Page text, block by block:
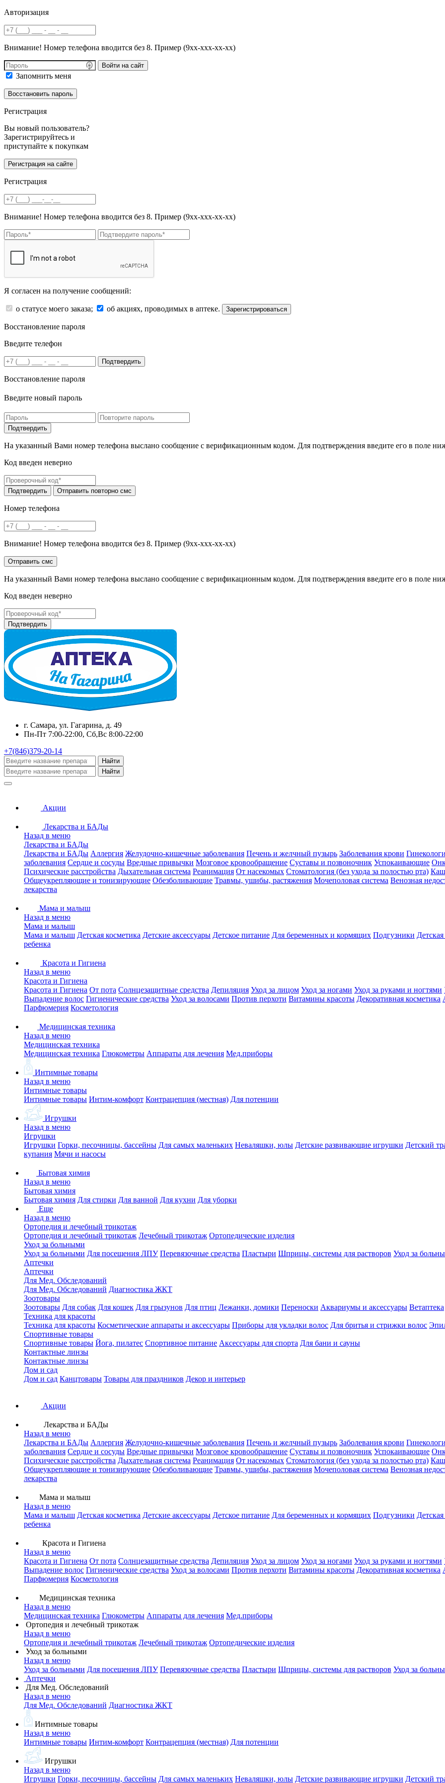
Авторизация
Внимание! Номер телефона вводится без 8. Пример (9хх-ххх-хх-хх)
Войти на сайт
Запомнить меня
Регистрация
Вы новый пользователь?
Зарегистрируйтесь и
приступайте к покупкам
Регистрация
Внимание! Номер телефона вводится без 8. Пример (9хх-ххх-хх-хх)
Я согласен на получение сообщений:
о статусе моего заказа; об акциях, проводимых в аптеке. Зарегистрироваться
Восстановление пароля
Введите телефон
Подтвердить
Восстановление пароля
Введите новый пароль
На указанный Вами номер телефона выслано сообщение с верификационным кодом. Для подтверждения введите его в поле
Код введен неверно
Номер телефона
Внимание! Номер телефона вводится без 8. Пример (9хх-ххх-хх-хх)
На указанный Вами номер телефона выслано сообщение с верификационным кодом. Для подтверждения введите его в поле
Код введен неверно
г. Самара, ул. Гагарина, д. 49
Пн-Пт 7:00-22:00, Сб,Вс 8:00-22:00
+7(846)379-20-14
Найти
Найти
Акции
Лекарства и БАДы
Назад в меню
Лекарства и БАДы
Лекарства и БАДы Аллергия Желудочно-кишечные заболевания Печень и желчный пузырь Заболевания крови
заболевания Сердце и сосуды Вредные привычки Мозговое кровообращение Суставы и позвоночник Успокаивающие
Психические расстройства Дыхательная система Реанимация От насекомых Стоматология (без ухода за полостью рта)
Общеукрепляющие и тонизирующие Обезболивающие Травмы, ушибы, растяжения Мочеполовая система Венозная
лекарства
Мама и малыш
Назад в меню
Мама и малыш
Мама и малыш Детская косметика Детские аксессуары Детское питание Для беременных и кормящих Подгузники
ребенка
Красота и Гигиена
Назад в меню
Красота и Гигиена
Красота и Гигиена От пота Солнцезащитные средства Депиляция Уход за лицом Уход за ногами Уход за руками и ногтями
Выпадение волос Гигиенические средства Уход за волосами Против перхоти Витамины красоты Декоративная косметика
Парфюмерия Косметология
Медицинская техника
Назад в меню
Медицинская техника
Медицинская техника Глюкометры Аппараты для лечения Мед.приборы
Интимные товары
Назад в меню
Интимные товары
Интимные товары Интим-комфорт Контрацепция (местная) Для потенции
Игрушки
Назад в меню
Игрушки
Игрушки Горки, песочницы, бассейны Для самых маленьких Неваляшки, юлы Детские развивающие игрушки Детский
купания Мячи и насосы
Бытовая химия
Назад в меню
Бытовая химия
Бытовая химия Для стирки Для ванной Для кухни Для уборки
Еще
Назад в меню
Ортопедия и лечебный трикотаж
Ортопедия и лечебный трикотаж Лечебный трикотаж Ортопедические изделия
Уход за больными
Уход за больными Для посещения ЛПУ Перевязочные средства Пластыри Шприцы, системы для растворов Уход за
Аптечки
Аптечки
Для Мед. Обследований
Для Мед. Обследований Диагностика ЖКТ
Зоотовары
Зоотовары Для собак Для кошек Для грызунов Для птиц Лежанки, домики Переноски Аквариумы и аксессуары Ветаптека
Техника для красоты
Техника для красоты Косметические аппараты и аксессуары Приборы для укладки волос Для бритья и стрижки волос
Спортивные товары
Спортивные товары Йога, пилатес Спортивное питание Аксессуары для спорта Для бани и сауны
Контактные линзы
Контактные линзы
Дом и сад
Дом и сад Канцтовары Товары для праздников Декор и интерьер
Акции
Лекарства и БАДы
Назад в меню
Лекарства и БАДы Аллергия Желудочно-кишечные заболевания Печень и желчный пузырь Заболевания крови
заболевания Сердце и сосуды Вредные привычки Мозговое кровообращение Суставы и позвоночник Успокаивающие
Психические расстройства Дыхательная система Реанимация От насекомых Стоматология (без ухода за полостью рта)
Общеукрепляющие и тонизирующие Обезболивающие Травмы, ушибы, растяжения Мочеполовая система Венозная
лекарства
Мама и малыш
Назад в меню
Мама и малыш Детская косметика Детские аксессуары Детское питание Для беременных и кормящих Подгузники
ребенка
Красота и Гигиена
Назад в меню
Красота и Гигиена От пота Солнцезащитные средства Депиляция Уход за лицом Уход за ногами Уход за руками и ногтями
Выпадение волос Гигиенические средства Уход за волосами Против перхоти Витамины красоты Декоративная косметика
Парфюмерия Косметология
Медицинская техника
Назад в меню
Медицинская техника Глюкометры Аппараты для лечения Мед.приборы
Ортопедия и лечебный трикотаж
Назад в меню
Ортопедия и лечебный трикотаж Лечебный трикотаж Ортопедические изделия
Уход за больными
Назад в меню
Уход за больными Для посещения ЛПУ Перевязочные средства Пластыри Шприцы, системы для растворов Уход за
Аптечки
Для Мед. Обследований
Назад в меню
Для Мед. Обследований Диагностика ЖКТ
Интимные товары
Назад в меню
Интимные товары Интим-комфорт Контрацепция (местная) Для потенции
Игрушки
Назад в меню
Игрушки Горки, песочницы, бассейны Для самых маленьких Неваляшки, юлы Детские развивающие игрушки Детский